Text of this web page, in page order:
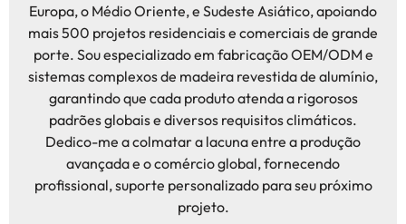
Europa, o Médio Oriente, e Sudeste Asiático, apoiando
mais 500 projetos residenciais e comerciais de grande
porte. Sou especializado em fabricação OEM/ODM e
sistemas complexos de madeira revestida de alumínio,
garantindo que cada produto atenda a rigorosos
padrões globais e diversos requisitos climáticos.
Dedico-me a colmatar a lacuna entre a produção
avançada e o comércio global, fornecendo
profissional, suporte personalizado para seu próximo
projeto.